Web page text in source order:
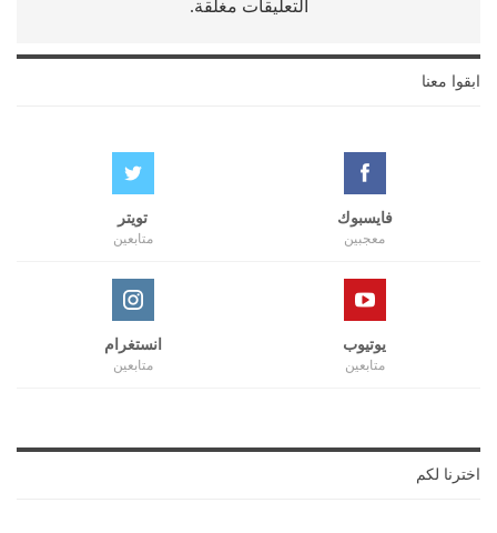
التعليقات مغلقة.
ابقوا معنا
فايسبوك
معجبين
تويتر
متابعين
يوتيوب
متابعين
انستغرام
متابعين
اخترنا لكم